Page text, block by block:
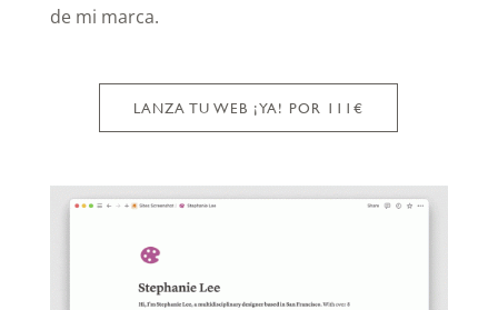
de mi marca.
LANZA TU WEB ¡YA! POR 111€